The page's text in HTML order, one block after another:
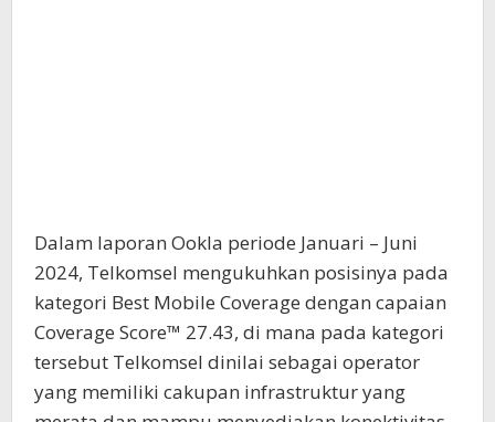
Dalam laporan Ookla periode Januari – Juni
2024, Telkomsel mengukuhkan posisinya pada
kategori Best Mobile Coverage dengan capaian
Coverage Score™ 27.43, di mana pada kategori
tersebut Telkomsel dinilai sebagai operator
yang memiliki cakupan infrastruktur yang